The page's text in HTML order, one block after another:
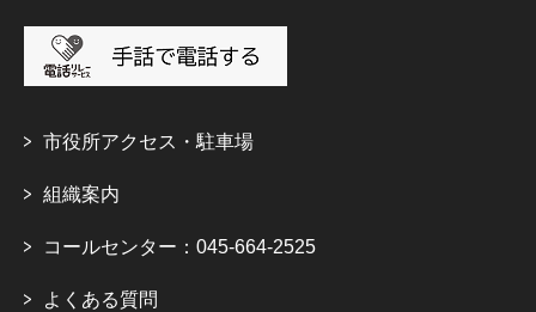
市役所アクセス・駐車場
組織案内
コールセンター：045-664-2525
よくある質問